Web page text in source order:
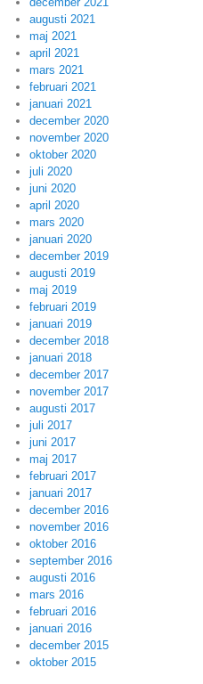
augusti 2021
maj 2021
april 2021
mars 2021
februari 2021
januari 2021
december 2020
november 2020
oktober 2020
juli 2020
juni 2020
april 2020
mars 2020
januari 2020
december 2019
augusti 2019
maj 2019
februari 2019
januari 2019
december 2018
januari 2018
december 2017
november 2017
augusti 2017
juli 2017
juni 2017
maj 2017
februari 2017
januari 2017
december 2016
november 2016
oktober 2016
september 2016
augusti 2016
mars 2016
februari 2016
januari 2016
december 2015
oktober 2015